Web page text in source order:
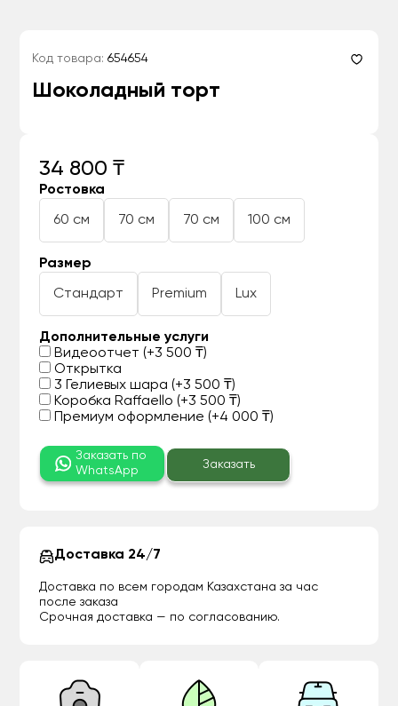
Код товара: 654654
Шоколадный торт
34 800 ₸
Ростовка
60 см 70 см 70 см 100 см
Размер
Стандарт Premium Lux
Дополнительные услуги
Видеоотчет (+3 500 ₸)
Открытка
3 Гелиевых шара (+3 500 ₸)
Коробка Raffaello (+3 500 ₸)
Премиум оформление (+4 000 ₸)
Заказать по
WhatsApp
Заказать
Доставка 24/7
Доставка по всем городам Казахстана за час
после заказа
Срочная доставка — по согласованию.